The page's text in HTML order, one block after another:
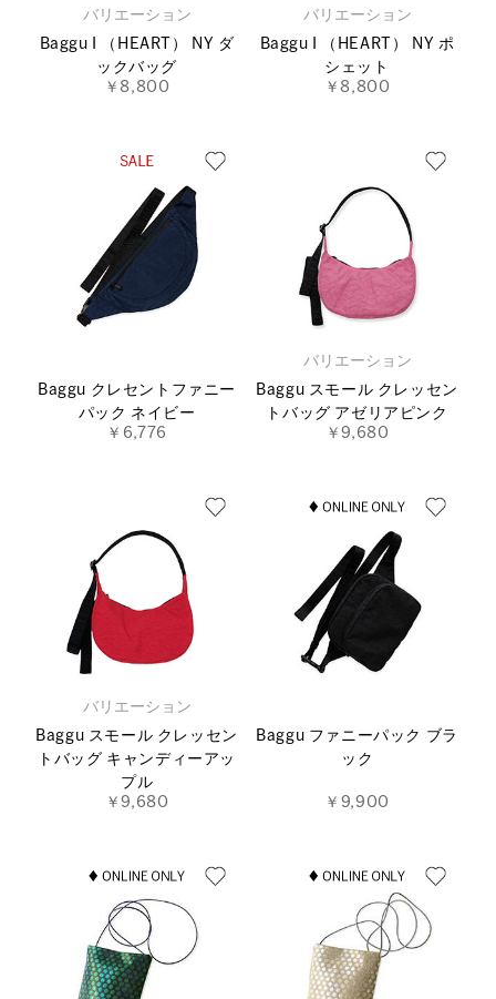
バリエーション
Baggu I （HEART） NY ダ
ックバッグ
￥8,800
バリエーション
Baggu I （HEART） NY ポ
シェット
￥8,800
Baggu クレセントファニー
パック ネイビー
￥6,776
バリエーション
Baggu スモール クレッセン
トバッグ アゼリアピンク
￥9,680
バリエーション
Baggu スモール クレッセン
トバッグ キャンディーアッ
プル
￥9,680
Baggu ファニーパック ブラ
ック
￥9,900